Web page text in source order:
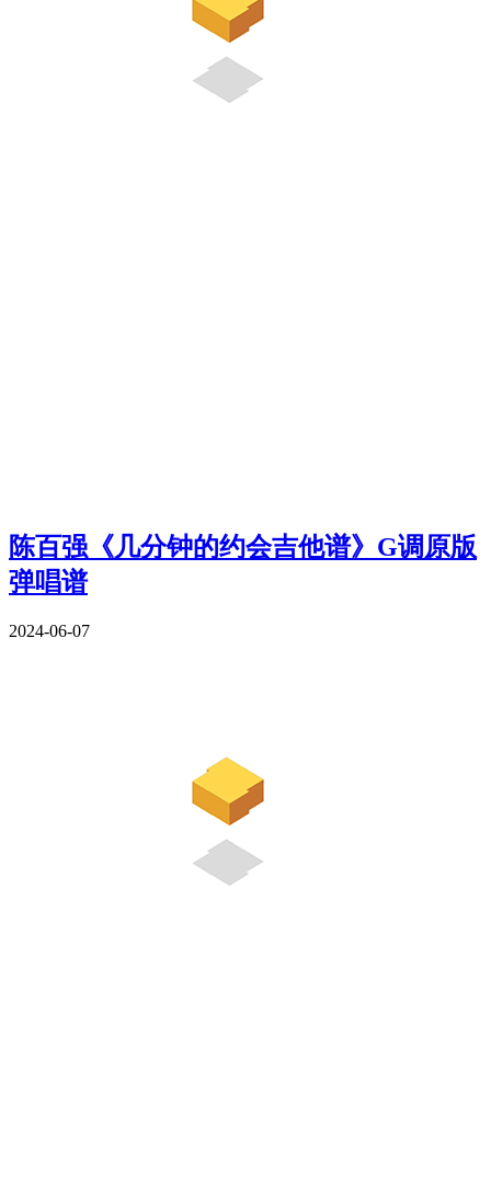
陈百强《几分钟的约会吉他谱》G调原版
弹唱谱
2024-06-07